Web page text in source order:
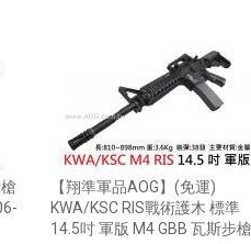
加入購物車
【翔準軍品AOG】(免運)
KWA/KSC RIS戰術護木 標準
14.5吋 軍版 M4 GBB 瓦斯步槍